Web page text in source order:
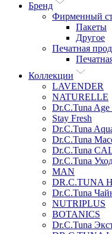
Бренд
Фирменный
Пакеты
Другое
Печатная
Коллекции
LAVENDER
NATURELLE
Dr.C.Tuna Age
Stay Fresh
Dr.C.Tuna
Dr.C.Tuna
Dr.C.Tuna
Dr.C.Tuna
MAN
DR.C.TUNA
Dr.C.Tuna
NUTRIPLUS
BOTANICS
Dr.C.Tuna